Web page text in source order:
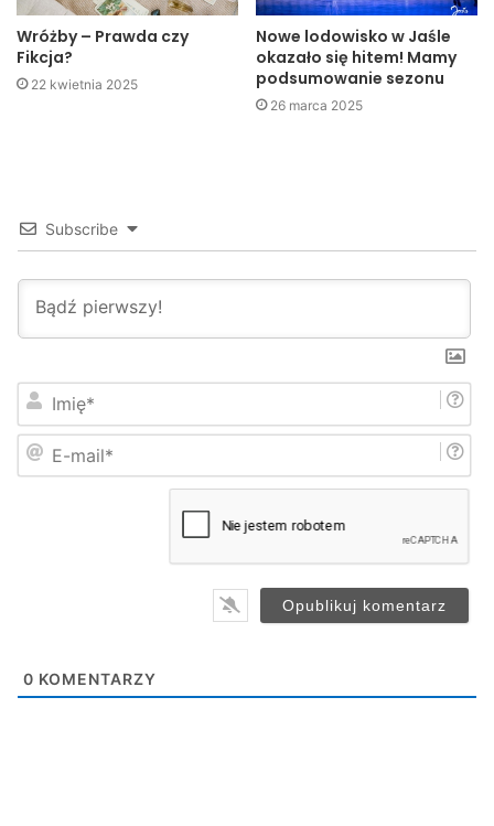
nad śmiercią i sensem ludzkiego życia.
A. Bor.
Wróżby – Prawda czy
Fikcja?
22 kwietnia 2025
Nowe lodowisko w Jaśle
okazało się hitem! Mamy
podsumowanie sezonu
26 marca 2025
Subscribe
i
m
0 KOMENTARZY